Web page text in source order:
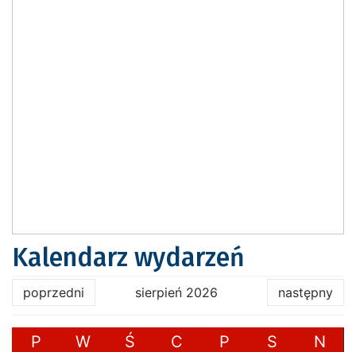
Kalendarz wydarzeń
poprzedni sierpień 2026 następny
P W Ś C P S N